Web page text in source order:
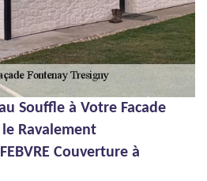
Souffle à Votre Facade
Ravalement
Couverture à